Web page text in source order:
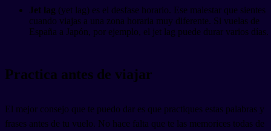
Jet lag (yet lag) es el desfase horario. Ese malestar que sientes
cuando viajas a una zona horaria muy diferente. Si vuelas de
España a Japón, por ejemplo, el jet lag puede durar varios días.
Practica antes de viajar
El mejor consejo que te puedo dar es que practiques estas palabras y
frases antes de tu vuelo. No hace falta que te las memorices todas de